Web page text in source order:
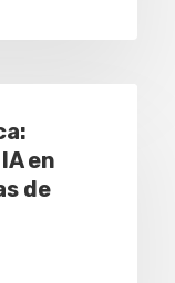
en
de